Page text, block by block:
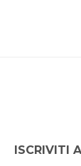
ISCRIVITI